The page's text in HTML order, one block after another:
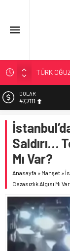
TÜRK
298
ERDEM;
YRP’DEN,
DOLAR
47,7111
55,1881
ALTIN
6.660,55
13.779,39
Saldırı…
Mı Var?
Anasayfa » Manşet »
Cezasızlık Algısı Mı